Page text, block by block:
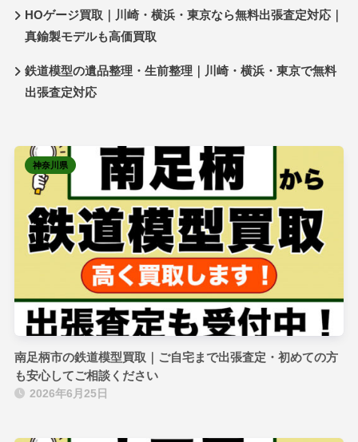
HOゲージ買取｜川崎・横浜・東京なら無料出張査定対応｜
真鍮製モデルも高価買取
鉄道模型の遺品整理・生前整理｜川崎・横浜・東京で無料
出張査定対応
南足柄市の鉄道模型買取｜ご自宅まで出張査定・初めての方
も安心してご相談ください
2026年6月25日
神奈川県